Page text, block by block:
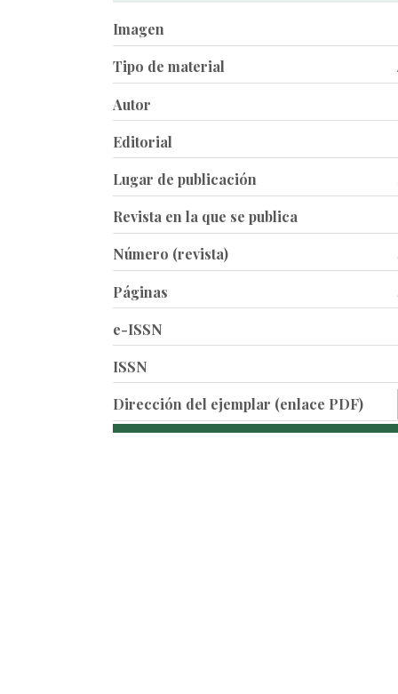
Imagen
Tipo de material
Autor
Editorial
Lugar de publicación
Revista en la que se publica
Número (revista)
Páginas
e-ISSN
ISSN
Dirección del ejemplar (enlace PDF)